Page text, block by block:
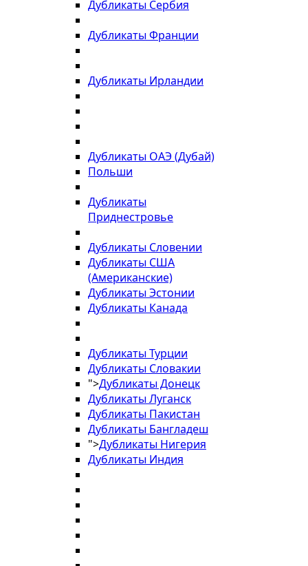
Дубликаты Сербия
Дубликаты Франции
Дубликаты Ирландии
Дубликаты ОАЭ (Дубай)
Польши
Дубликаты
Приднестровье
Дубликаты Словении
Дубликаты США
(Американские)
Дубликаты Эстонии
Дубликаты Канада
Дубликаты Турции
Дубликаты Словакии
">Дубликаты Донецк
Дубликаты Луганск
Дубликаты Пакистан
Дубликаты Бангладеш
">Дубликаты Нигерия
Дубликаты Индия